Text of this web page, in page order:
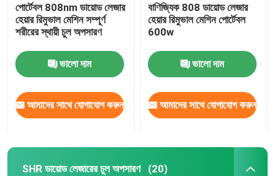
পোর্টেবল 808nm ডায়োড লেজার
হেয়ার রিমুভাল মেশিন সম্পূর্ণ
শরীরের স্থায়ী চুল অপসারণ
ভালো দাম
আমাদের সাথে যোগাযোগ করুন
বাণিজ্যিক 808 ডায়োড লেজার
হেয়ার রিমুভাল মেশিন পোর্টেবল
600w
ভালো দাম
আমাদের সাথে যোগাযোগ করুন
SHR ডায়োড লেজারের চুল অপসারণ (20)